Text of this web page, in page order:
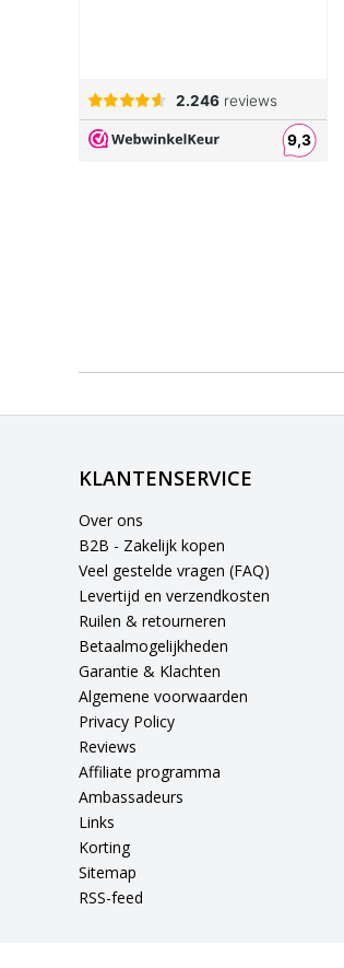
KLANTENSERVICE
Over ons
B2B - Zakelijk kopen
Veel gestelde vragen (FAQ)
Levertijd en verzendkosten
Ruilen & retourneren
Betaalmogelijkheden
Garantie & Klachten
Algemene voorwaarden
Privacy Policy
Reviews
Affiliate programma
Ambassadeurs
Links
Korting
Sitemap
RSS-feed